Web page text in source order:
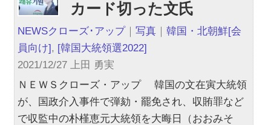
カード切った文氏
NEWSクローズ･アップ｜写真 ｜韓国・北朝鮮[会
員向け], [韓国大統領選2022]
2021/12/27 上田 勇実
ＮＥＷＳクローズ・アップ 韓国の文在寅大統領
が、国政介入事件で弾劾・罷免され、収賄罪など
で収監中の朴槿恵元大統領を大晦日（おおみそ